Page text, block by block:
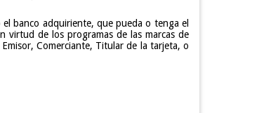
banco adquiriente, que pueda o tenga el
virtud de los programas de las marcas de
Comerciante, Titular de la tarjeta, o